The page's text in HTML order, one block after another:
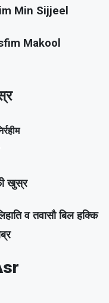
Min Sijjeel
Makool
खुस्र
व तवासौ बिल हक्कि